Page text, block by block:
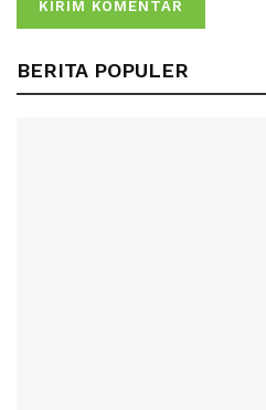
BERITA POPULER